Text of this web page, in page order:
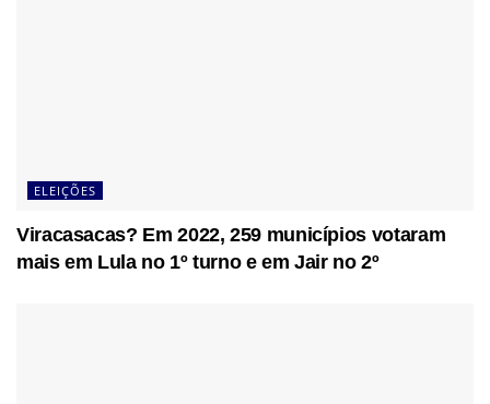
ELEIÇÕES
Viracasacas? Em 2022, 259 municípios votaram
mais em Lula no 1º turno e em Jair no 2º